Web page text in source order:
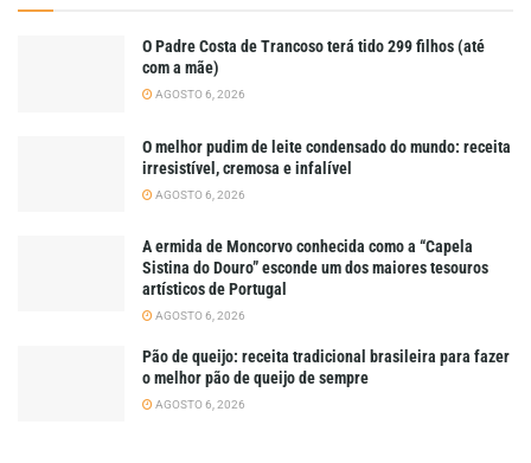
O Padre Costa de Trancoso terá tido 299 filhos (até
com a mãe)
AGOSTO 6, 2026
O melhor pudim de leite condensado do mundo: receita
irresistível, cremosa e infalível
AGOSTO 6, 2026
A ermida de Moncorvo conhecida como a “Capela
Sistina do Douro” esconde um dos maiores tesouros
artísticos de Portugal
AGOSTO 6, 2026
Pão de queijo: receita tradicional brasileira para fazer
o melhor pão de queijo de sempre
AGOSTO 6, 2026